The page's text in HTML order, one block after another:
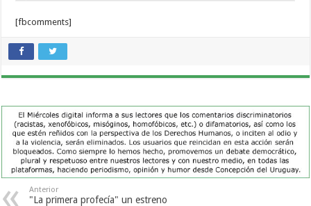
[fbcomments]
Anterior
"La primera profecía" un estreno